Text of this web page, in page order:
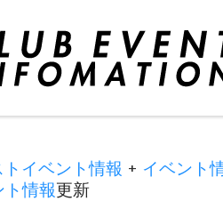
トイベント情報 + イベント
ト情報更新